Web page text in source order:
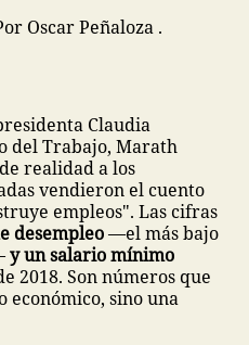
Oscar Peñaloza .
Claudia
del Trabajo, Marath
realidad a los
vendieron el cuento
empleos". Las cifras
desempleo—el más bajo
y un salario mínimo
2018. Son números que
sino una